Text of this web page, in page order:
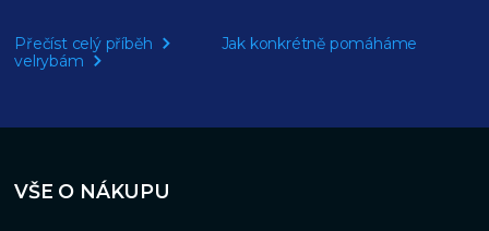
Přečíst celý příběh
Jak konkrétně pomáháme
velrybám
VŠE O NÁKUPU